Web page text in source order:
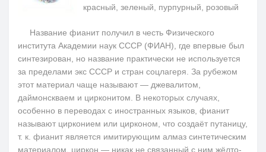
красный, зеленый, пурпурный, розовый
Название фианит получил в честь Физического
института Академии наук СССР (ФИАН), где впервые был
синтезирован, но название практически не используется
за пределами экс СССР и стран соцлагеря. За рубежом
этот материал чаще называют — джевалитом,
даймонскваем и цирконитом. В некоторых случаях,
особенно в переводах с иностранных языков, фианит
называют цирконием или цирконом, что создаёт путаницу,
т. к. фианит является имитирующим алмаз синтетическим
материалом, циркон — никак не связанный с ним жёлто-